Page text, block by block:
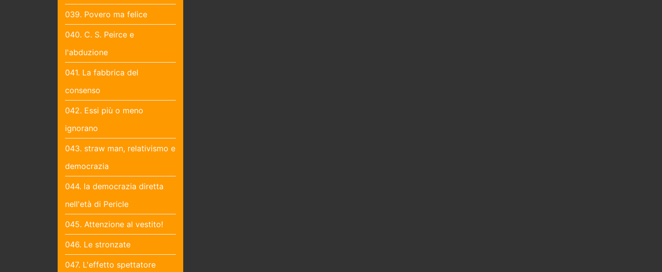
039. Povero ma felice
040. C. S. Peirce e
l'abduzione
041. La fabbrica del
consenso
042. Essi più o meno
ignorano
043. straw man, relativismo e
democrazia
044. la democrazia diretta
nell'età di Pericle
045. Attenzione al vestito!
046. Le stronzate
047. L'effetto spettatore